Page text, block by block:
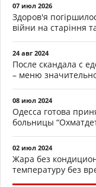
07 июл 2026
Здоров'я
війни на старіння
24 авг 2024
После скандала с
– меню
08 июл 2024
Одесса готова
больницы
02 июл 2024
Жара без
температуру без